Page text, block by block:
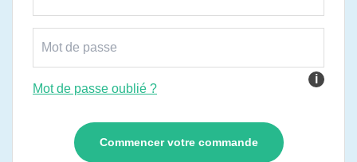
i
Mot de passe oublié ?